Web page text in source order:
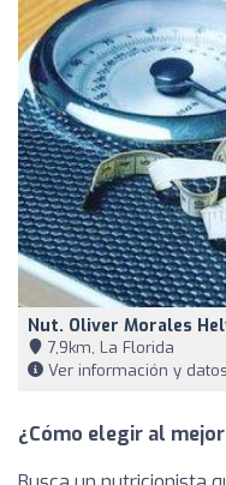
Nut. Oliver Morales
7,9km, La Florida
Ver información y
¿Cómo elegir al